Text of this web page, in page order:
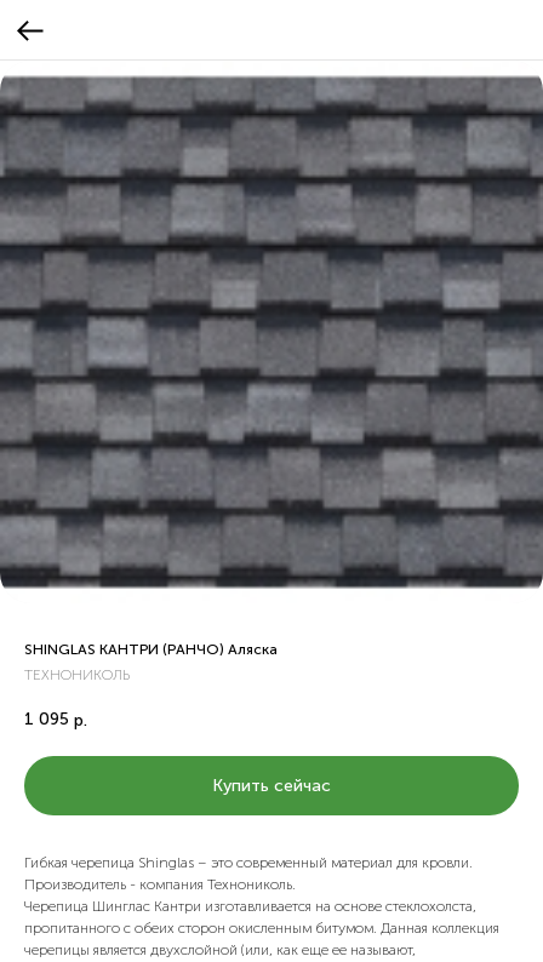
SHINGLAS КАНТРИ (РАНЧО) Аляска
ТЕХНОНИКОЛЬ
1 095 р.
Купить сейчас
Гибкая черепица Shinglas – это современный материал для кровли.
Производитель - компания Технониколь.
Черепица Шинглас Кантри изготавливается на основе стеклохолста,
пропитанного с обеих сторон окисленным битумом. Данная коллекция
черепицы является двухслойной (или, как еще ее называют,